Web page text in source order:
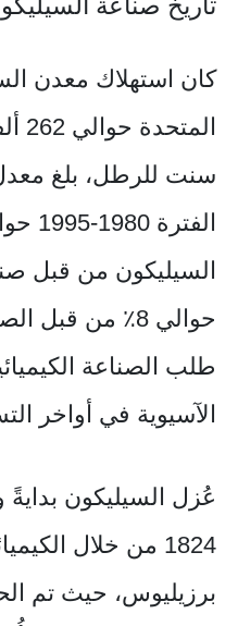
كان استهلاك معدن
سنت للرطل، بلغ
السيليكون من قبل
حوالي 8٪ من قبل
طلب الصناعة
الآسيوية في أواخر
عُزل السيليكون
1824 من خلال
برزيليوس، حيث تم